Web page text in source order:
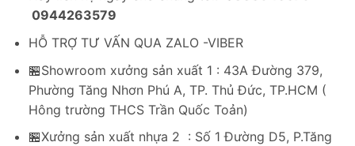
0944263579
HỖ TRỢ TƯ VẤN QUA ZALO -VIBER
🏪Showroom xưởng sản xuất 1 : 43A Đường 379,
Phường Tăng Nhơn Phú A, TP. Thủ Đức, TP.HCM (
Hông trường THCS Trần Quốc Toản)
🏪Xưởng sản xuất nhựa 2 : Số 1 Đường D5, P.Tăng